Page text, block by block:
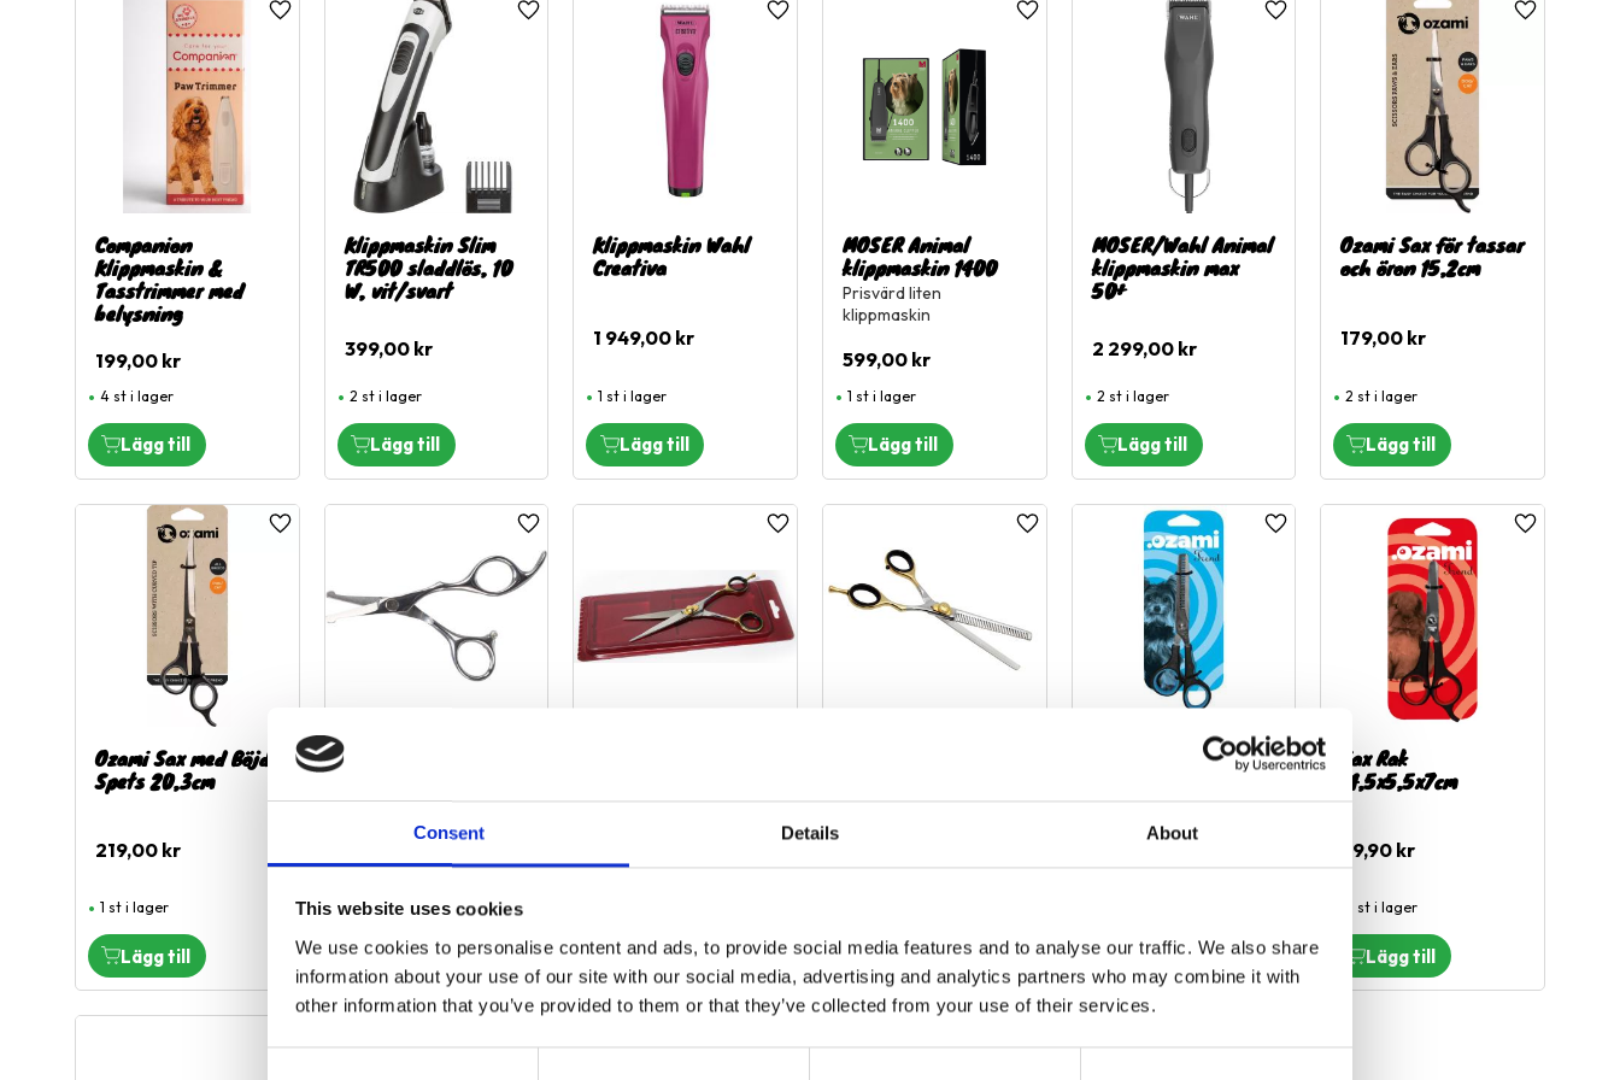
Consent Details About
This website uses cookies
We use cookies to personalise content and ads, to provide social media features and to analyse our traffic. We also share
information about your use of our site with our social media, advertising and analytics partners who may combine it with
other information that you’ve provided to them or that they’ve collected from your use of their services.
Visa fler
Companion
Klippmaskin &
Tasstrimmer med
belysning
199,00 kr
Lägg till i favoriter
4 st i lager
Klippmaskin Slim
TR500 sladdlös, 10
W, vit/svart
399,00kr
Lägg till i favoriter
2 st i lager
Klippmaskin Wahl
Creativa
1 949,00 kr
Lägg till i favoriter
1 st i lager
MOSER Animal
klippmaskin 1400
Prisvärd liten
klippmaskin
599,00kr
Lägg till i favoriter
1 st i lager
MOSER/Wahl Animal
klippmaskin max
50+
2 299,00kr
Lägg till i favoriter
2 st i lager
Ozami Sax för tassar
och öron 15,2cm
179,00 kr
Lägg till i
2 st i lager
Ozami Sax med Böjd
Spets 20,3cm
219,00 kr
Lägg till i favoriter
1 st i lager
Professional Sax,
Öron & tassax
199,00kr
Lägg till i favoriter
2 st i lager
Ställbart motstånd &
499,00kr
Lägg till i favoriter
För urtunning av päls
Lägg till i favoriter
Sax Effillering,
Dubbel effilering
Lägg till i favoriter
Sax Rak
14,5x5,5x7cm
79,90 kr
Lägg till i
3 st i lager
Lägg till i favoriter Lägg till i favoriter Lägg till i favoriter Lägg till i favoriter